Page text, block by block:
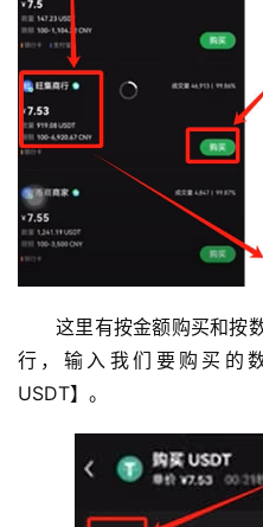
币
圈
常
见
问
题
这里有按金额购买和按
行，输入我们要购买的
USDT】。